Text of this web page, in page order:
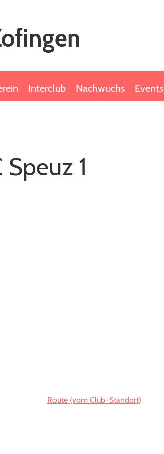
Interclub Nachwuchs Events
1
Route (vom Club-Standort)